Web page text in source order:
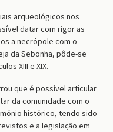
arqueológicos nos
datar com rigor as
a necrópole com o
da Sebonha, pôde-se
XIII e XIX.
que é possível articular
da comunidade com o
histórico, tendo sido
e a legislação em